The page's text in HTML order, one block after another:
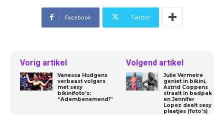
Facebook Twitter
Vorig artikel
Vanessa Hudgens
verbaast volgers
met sexy
bikinifoto’s:
“Adembenemend!”
Volgend artikel
Julie Vermeire
geniet in bikini,
Astrid Coppens
straalt in badpak
en Jennifer
Lopez deelt sexy
plaatjes (foto’s)